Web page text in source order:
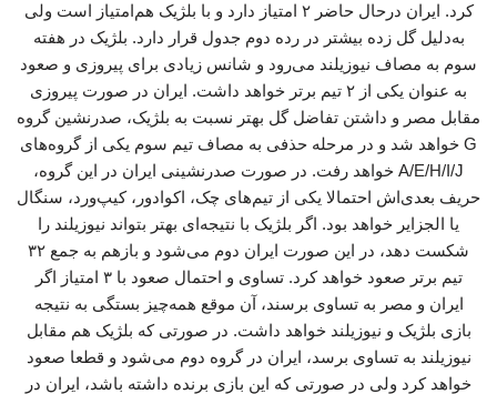
کرد. ایران درحال حاضر ۲ امتیاز دارد و با بلژیک هم‌امتیاز است ولی
به‌دلیل گل زده بیشتر در رده دوم جدول قرار دارد. بلژیک در هفته
سوم به مصاف نیوزیلند می‌رود و شانس زیادی برای پیروزی و صعود
به عنوان یکی از ۲ تیم برتر خواهد داشت. ایران در صورت پیروزی
مقابل مصر و داشتن تفاضل گل بهتر نسبت به بلژیک، صدرنشین گروه
G خواهد شد و در مرحله حذفی به مصاف تیم سوم یکی از گروه‌های
A/E/H/I/J خواهد رفت. در صورت صدرنشینی ایران در این گروه،
حریف بعدی‌اش احتمالا یکی از تیم‌های چک، اکوادور، کیپ‌ورد، سنگال
یا الجزایر خواهد بود. اگر بلژیک با نتیجه‌ای بهتر بتواند نیوزیلند را
شکست دهد، در این صورت ایران دوم می‌شود و بازهم به جمع ۳۲
تیم برتر صعود خواهد کرد. تساوی و احتمال صعود با ۳ امتیاز اگر
ایران و مصر به تساوی برسند، آن موقع همه‌چیز بستگی به نتیجه
بازی بلژیک و نیوزیلند خواهد داشت. در صورتی که بلژیک هم مقابل
نیوزیلند به تساوی برسد، ایران در گروه دوم می‌شود و قطعا صعود
خواهد کرد ولی در صورتی که این بازی برنده داشته باشد، ایران در